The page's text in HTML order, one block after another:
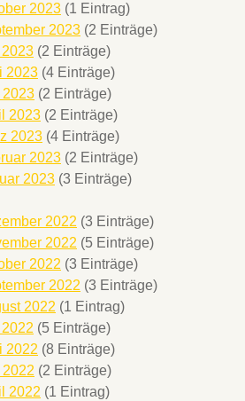
2023 (1 Eintrag)
2023 (2 Einträge)
(2 Einträge)
2023 (4 Einträge)
2023 (2 Einträge)
2023 (2 Einträge)
2023 (4 Einträge)
2023 (2 Einträge)
2023 (3 Einträge)
2022 (3 Einträge)
2022 (5 Einträge)
2022 (3 Einträge)
2022 (3 Einträge)
2022 (1 Eintrag)
(5 Einträge)
2022 (8 Einträge)
2022 (2 Einträge)
2022 (1 Eintrag)